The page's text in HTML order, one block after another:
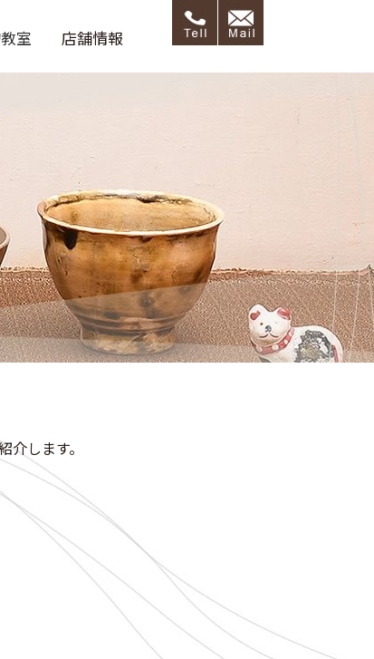
室 店舗情報
店舗情報
呂藝ブログ
します。